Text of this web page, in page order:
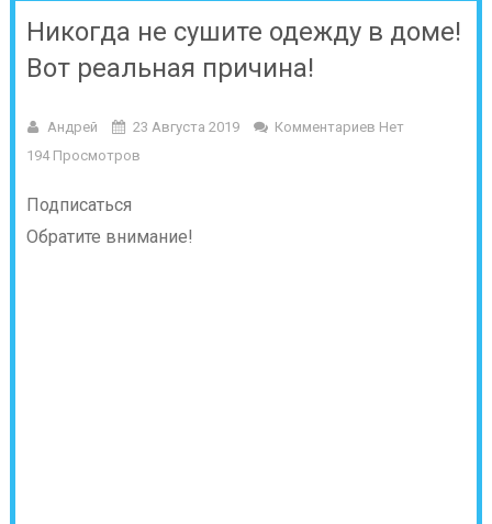
Никогда не сушите одежду в доме!
Вот реальная причина!
Андрей 23 Августа 2019
Комментариев Нет
194 Просмотров
Подписаться
Обратите внимание!